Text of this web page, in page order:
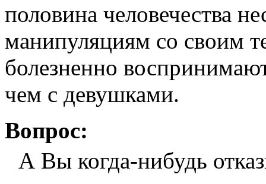
половина человечества
манипуляциям со своим
болезненно
чем с девушками.
Вопрос:
А Вы когда-нибудь